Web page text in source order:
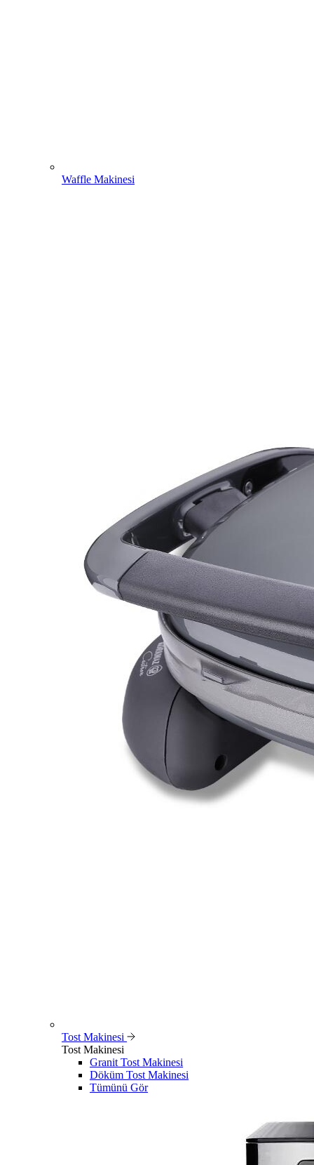
Waffle Makinesi
Tost Makinesi
Tost Makinesi
Granit Tost Makinesi
Döküm Tost Makinesi
Tümünü Gör